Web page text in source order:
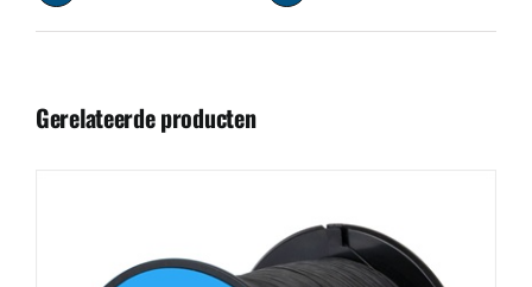
Gerelateerde producten